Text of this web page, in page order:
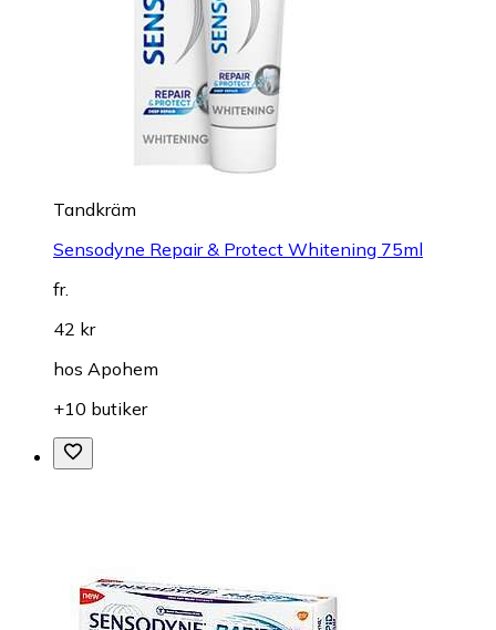
Tandkräm
Sensodyne Repair & Protect Whitening 75ml
fr.
42 kr
hos Apohem
+10 butiker